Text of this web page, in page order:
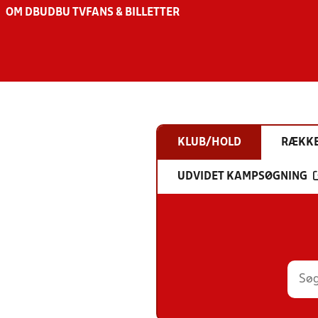
OM DBU DBU TV FANS & BILLETTER
KLUB/HOLD
UDVIDET KAMPSØGNING